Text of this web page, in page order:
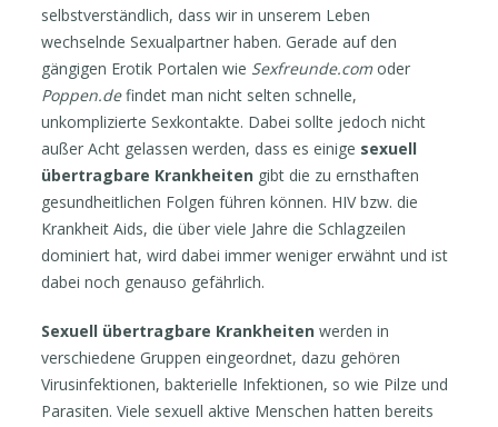
selbstverständlich, dass wir in unserem Leben
wechselnde Sexualpartner haben. Gerade auf den
gängigen Erotik Portalen wie Sexfreunde.comoder
Poppen.defindet man nicht selten schnelle,
unkomplizierte Sexkontakte. Dabei sollte jedoch nicht
außer Acht gelassen werden, dass es einige sexuell
übertragbare Krankheiten gibt die zu ernsthaften
gesundheitlichen Folgen führen können. HIV bzw. die
Krankheit Aids, die über viele Jahre die Schlagzeilen
dominiert hat, wird dabei immer weniger erwähnt und ist
dabei noch genauso gefährlich.
Sexuell übertragbare Krankheiten werden in
verschiedene Gruppen eingeordnet, dazu gehören
Virusinfektionen, bakterielle Infektionen, so wie Pilze und
Parasiten. Viele sexuell aktive Menschen hatten bereits